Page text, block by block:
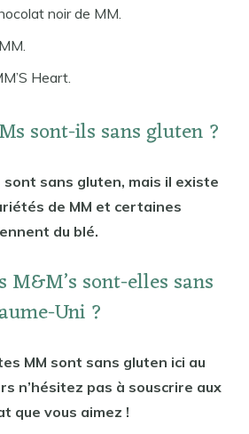
noir de MM.
Heart.
sont-ils sans gluten ?
sont sans gluten, mais il existe
de MM et certaines
du blé.
M&M’s sont-elles sans
Uni ?
MM sont sans gluten ici au
n’hésitez pas à souscrire aux
que vous aimez !